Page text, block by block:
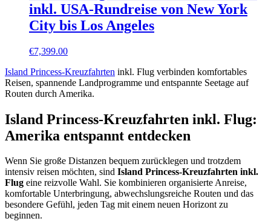
inkl. USA-Rundreise von New York
City bis Los Angeles
€7,399.00
Island Princess-Kreuzfahrten inkl. Flug verbinden komfortables
Reisen, spannende Landprogramme und entspannte Seetage auf
Routen durch Amerika.
Island Princess-Kreuzfahrten inkl. Flug:
Amerika entspannt entdecken
Wenn Sie große Distanzen bequem zurücklegen und trotzdem
intensiv reisen möchten, sind Island Princess-Kreuzfahrten inkl.
Flug eine reizvolle Wahl. Sie kombinieren organisierte Anreise,
komfortable Unterbringung, abwechslungsreiche Routen und das
besondere Gefühl, jeden Tag mit einem neuen Horizont zu
beginnen.